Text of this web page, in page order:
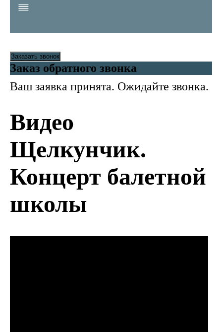
Заказать звонок
Заказ обратного звонка
Ваш заявка принята. Ожидайте звонка.
Видео
Щелкунчик.
Концерт балетной
школы